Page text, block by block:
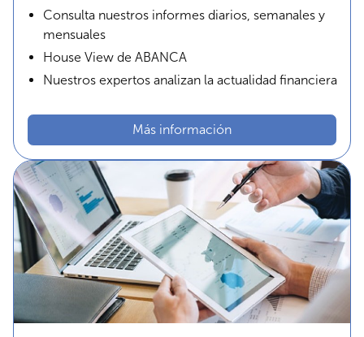
Consulta nuestros informes diarios, semanales y
mensuales
House View de ABANCA
Nuestros expertos analizan la actualidad financiera
Más información